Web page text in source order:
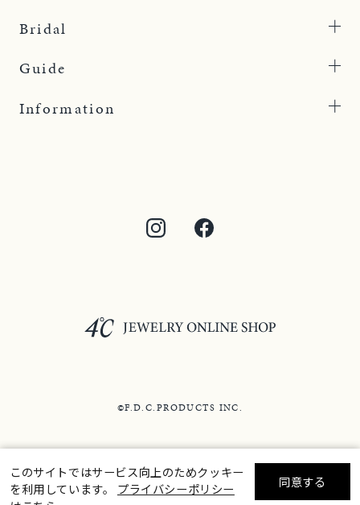
Bridal
Guide
Information
©F.D.C.PRODUCTS INC.
このサイトではサービス向上のためクッキー
を利用しています。 プライバシーポリシー
同意する